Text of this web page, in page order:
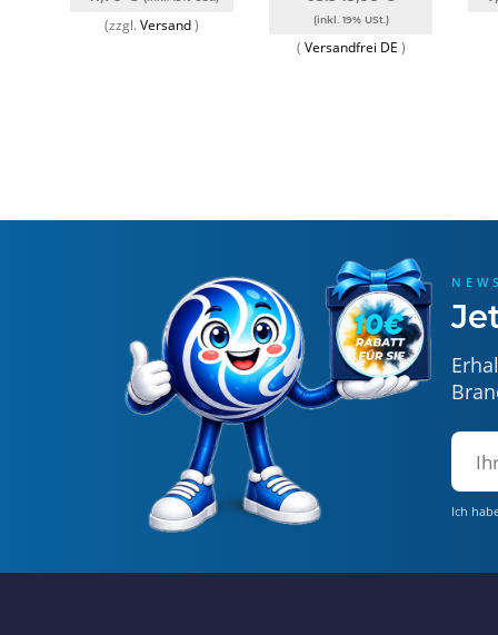
(zzgl.Versand) (inkl. 19% USt.)
( Versandfrei DE )
Ich